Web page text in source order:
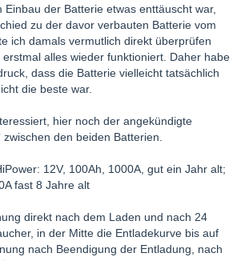
Einbau der Batterie etwas enttäuscht war,
zu der davor verbauten Batterie vom
ich damals vermutlich direkt überprüfen
alles wieder funktioniert. Daher habe
dass die Batterie vielleicht tatsächlich
die beste war.
hier noch der angekündigte
zwischen den beiden Batterien.
12V, 100Ah, 1000A, gut ein Jahr alt;
fast 8 Jahre alt
direkt nach dem Laden und nach 24
in der Mitte die Entladekurve bis auf
nach Beendigung der Entladung, nach